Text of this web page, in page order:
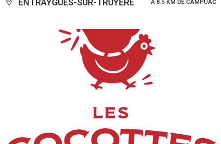
ENTRAYGUES-SUR-TRUYÈRE À 8.5 KM DE CAMPUAC